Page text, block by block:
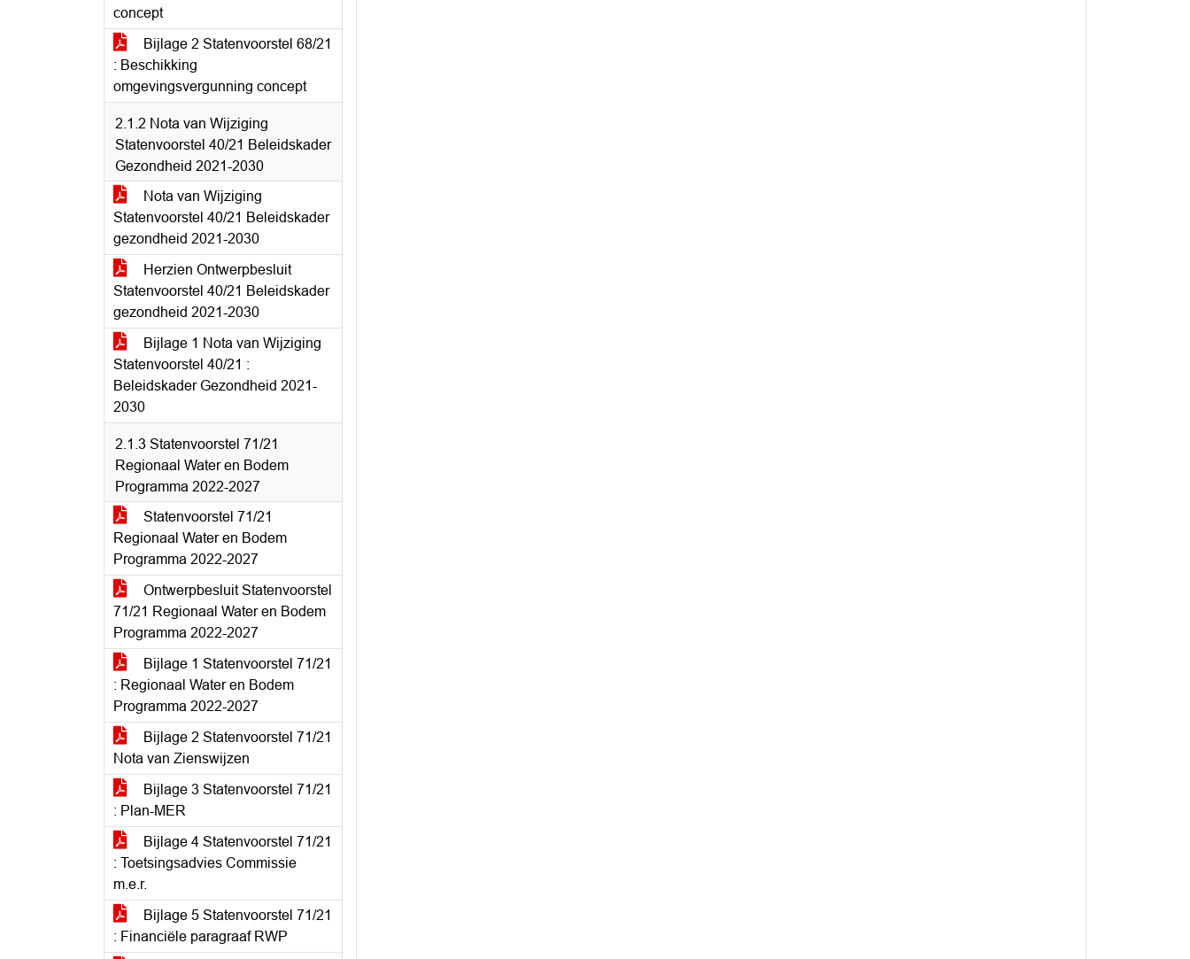
concept
Bijlage 2 Statenvoorstel 68/21
: Beschikking
omgevingsvergunning concept
2.1.2 Nota van Wijziging
Statenvoorstel 40/21 Beleidskader
Gezondheid 2021-2030
Nota van Wijziging
Statenvoorstel 40/21 Beleidskader
gezondheid 2021-2030
Herzien Ontwerpbesluit
Statenvoorstel 40/21 Beleidskader
gezondheid 2021-2030
Bijlage 1 Nota van Wijziging
Statenvoorstel 40/21 :
Beleidskader Gezondheid 2021-
2030
2.1.3 Statenvoorstel 71/21
Regionaal Water en Bodem
Programma 2022-2027
Statenvoorstel 71/21
Regionaal Water en Bodem
Programma 2022-2027
Ontwerpbesluit Statenvoorstel
71/21 Regionaal Water en Bodem
Programma 2022-2027
Bijlage 1 Statenvoorstel 71/21
: Regionaal Water en Bodem
Programma 2022-2027
Bijlage 2 Statenvoorstel 71/21
Nota van Zienswijzen
Bijlage 3 Statenvoorstel 71/21
: Plan-MER
Bijlage 4 Statenvoorstel 71/21
: Toetsingsadvies Commissie
m.e.r.
Bijlage 5 Statenvoorstel 71/21
: Financiële paragraaf RWP